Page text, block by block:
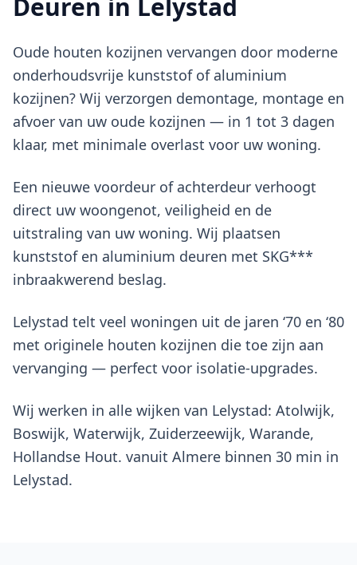
Deuren in Lelystad
Oude houten kozijnen vervangen door moderne
onderhoudsvrije kunststof of aluminium
kozijnen? Wij verzorgen demontage, montage en
afvoer van uw oude kozijnen — in 1 tot 3 dagen
klaar, met minimale overlast voor uw woning.
Een nieuwe voordeur of achterdeur verhoogt
direct uw woongenot, veiligheid en de
uitstraling van uw woning. Wij plaatsen
kunststof en aluminium deuren met SKG***
inbraakwerend beslag.
Lelystad telt veel woningen uit de jaren ‘70 en ‘80
met originele houten kozijnen die toe zijn aan
vervanging — perfect voor isolatie-upgrades.
Wij werken in alle wijken van Lelystad: Atolwijk,
Boswijk, Waterwijk, Zuiderzeewijk, Warande,
Hollandse Hout. vanuit Almere binnen 30 min in
Lelystad.